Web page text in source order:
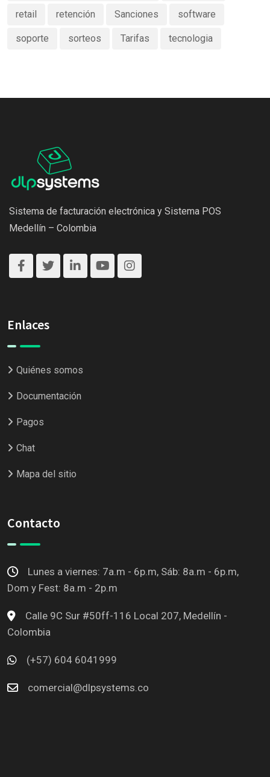
retail retención Sanciones software
soporte sorteos Tarifas tecnologia
Sistema de facturación electrónica y Sistema POS
Medellín – Colombia
Enlaces
Quiénes somos
Documentación
Pagos
Chat
Mapa del sitio
Contacto
Lunes a viernes: 7a.m - 6p.m, Sáb: 8a.m - 6p.m,
Dom y Fest: 8a.m - 2p.m
Calle 9C Sur #50ff-116 Local 207, Medellín -
Colombia
(+57) 604 6041999
comercial@dlpsystems.co